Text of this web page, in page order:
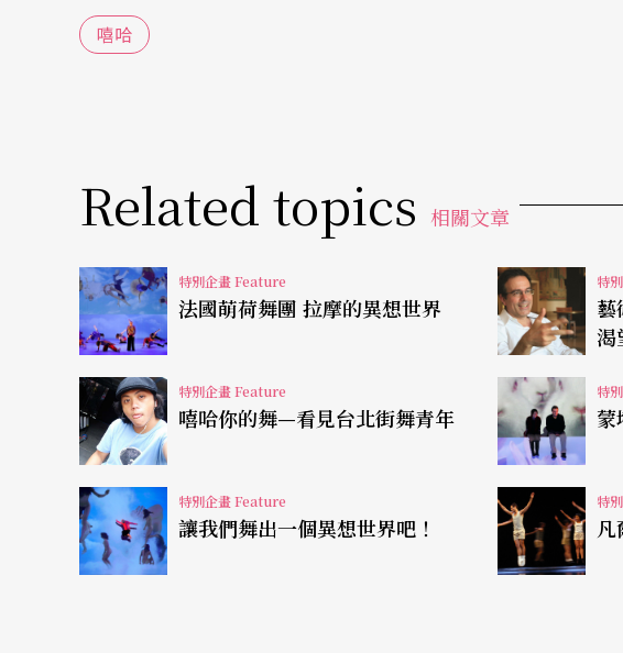
派的父母送回台灣，與同來自加州的三個ABC，炮製出第一個
z。
及備載的熱舞比賽，高中、大學的熱舞社也均肇始於當年。
嘻哈文化正式植入台灣的場景現象。Hip Hop這名詞在台灣九
勢翻譯的（通常外來語辭需一定數量的社群需要，才會有較為
反而是早期街舞四元素——機械舞（Poping）、霹靂舞（
舞（Waving），及變種舞步New School與Old School。
各自表述的嘻哈年代
嘻哈之於流行音樂的特殊性，在於它既可代表樂種，又同時代
舞曲純粹指涉音樂型態，或像嬉皮（Hippie）、摩斯（MODs
格和文化場景。在嘻哈文化四元素（MC、DJ、塗鴉、街舞）
嘻哈
Related topics 相關文章
特別企畫 Feature
法國萌荷舞團 拉摩的異想世界
特
藝
渴
特別企畫 Feature
嘻哈你的舞—看見台北街舞青年
特
蒙
特別企畫 Feature
讓我們舞出一個異想世界吧！
特